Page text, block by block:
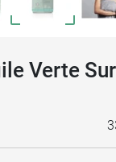
Verte